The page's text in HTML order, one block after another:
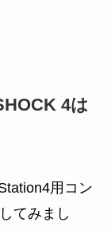
4は
用コン
てみまし